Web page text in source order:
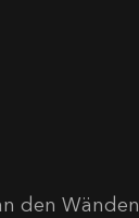
den Wänden